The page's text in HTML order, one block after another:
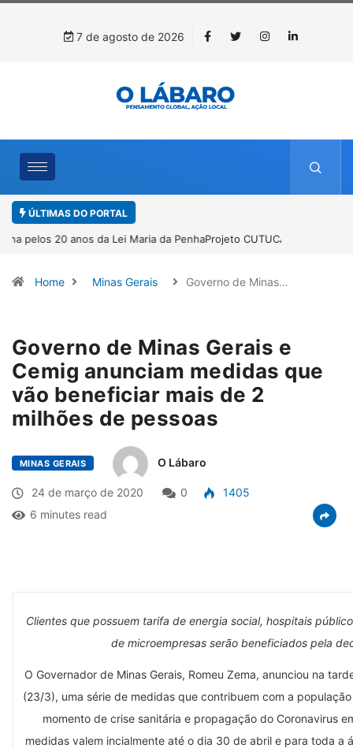
7 de agosto de 2026
ÚLTIMAS DO PORTAL
Projeto CUTUCAR abre nova edição e semeia o futuro por meio da
Home Minas Gerais Governo de Minas…
Governo de Minas Gerais e
Cemig anunciam medidas que
vão beneficiar mais de 2
milhões de pessoas
MINAS GERAIS O Lábaro
24 de março de 2020 0
1405
6 minutes read
Clientes que possuem tarifa de energia social, hospitais
de microempresas serão beneficiados pela
O Governador de Minas Gerais, Romeu Zema, anunciou na
(23/3), uma série de medidas que contribuem com a
momento de crise sanitária e propagação do Coronavirus
medidas valem incialmente até o dia 30 de abril e para toda a